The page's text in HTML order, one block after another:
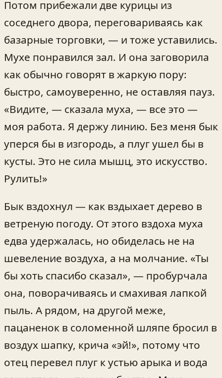
Потом прибежали две курицы из
соседнего двора, переговариваясь как
базарные торговки, — и тоже уставились.
Мухе понравился зал. И она заговорила
как обычно говорят в жаркую пору:
быстро, самоуверенно, не оставляя пауз.
«Видите, — сказала муха, — все это —
моя работа. Я держу линию. Без меня бык
уперся бы в изгородь, а плуг ушел бы в
кусты. Это не сила мышц, это искусство.
Рулить!»
Бык вздохнул — как вздыхает дерево в
ветреную погоду. От этого вздоха муха
едва удержалась, но обиделась не на
шевеление воздуха, а на молчание. «Ты
бы хоть спасибо сказал», — пробурчала
она, поворачиваясь и смахивая лапкой
пыль. А рядом, на другой межe,
пацаненок в соломенной шляпе бросил в
воздух шапку, крича «эй!», потому что
отец перевел плуг к устью арыка и вода